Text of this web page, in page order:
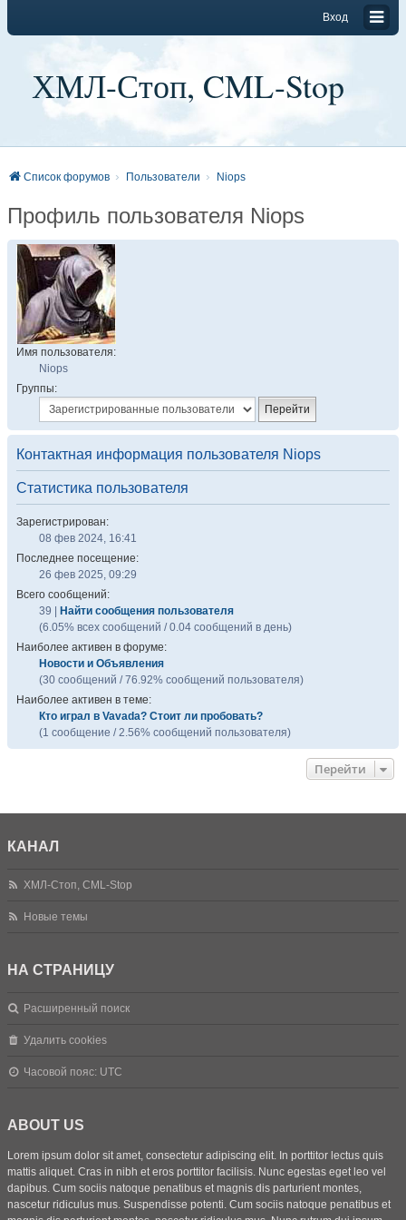
Вход
ХМЛ-Стоп, CML-Stop
Список форумов Пользователи Niops
Профиль пользователя Niops
Имя пользователя:
Niops
Группы:
Контактная информация пользователя Niops
Статистика пользователя
Зарегистрирован:
08 фев 2024, 16:41
Последнее посещение:
26 фев 2025, 09:29
Всего сообщений:
39 |
Найти сообщения пользователя
(6.05% всех сообщений / 0.04 сообщений в день)
Наиболее активен в форуме:
Новости и Объявления
(30 сообщений / 76.92% сообщений пользователя)
Наиболее активен в теме:
Кто играл в Vavada? Стоит ли пробовать?
(1 сообщение / 2.56% сообщений пользователя)
Перейти
КАНАЛ
ХМЛ-Стоп, CML-Stop
Новые темы
НА СТРАНИЦУ
Расширенный поиск
Удалить cookies
Часовой пояс: UTC
ABOUT US
Lorem ipsum dolor sit amet, consectetur adipiscing elit. In porttitor lectus quis
mattis aliquet. Cras in nibh et eros porttitor facilisis. Nunc egestas eget leo vel
dapibus. Cum sociis natoque penatibus et magnis dis parturient montes,
nascetur ridiculus mus. Suspendisse potenti. Cum sociis natoque penatibus et